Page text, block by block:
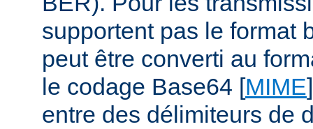
supportent pas le format
peut être converti au
le codage Base64 [MIME
entre des délimiteurs de